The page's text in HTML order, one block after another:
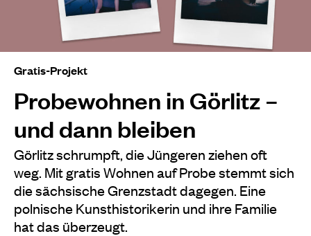
Gratis-Projekt
Probewohnen in Görlitz –
und dann bleiben
Görlitz schrumpft, die Jüngeren ziehen oft
weg. Mit gratis Wohnen auf Probe stemmt sich
die sächsische Grenzstadt dagegen. Eine
polnische Kunsthistorikerin und ihre Familie
hat das überzeugt.